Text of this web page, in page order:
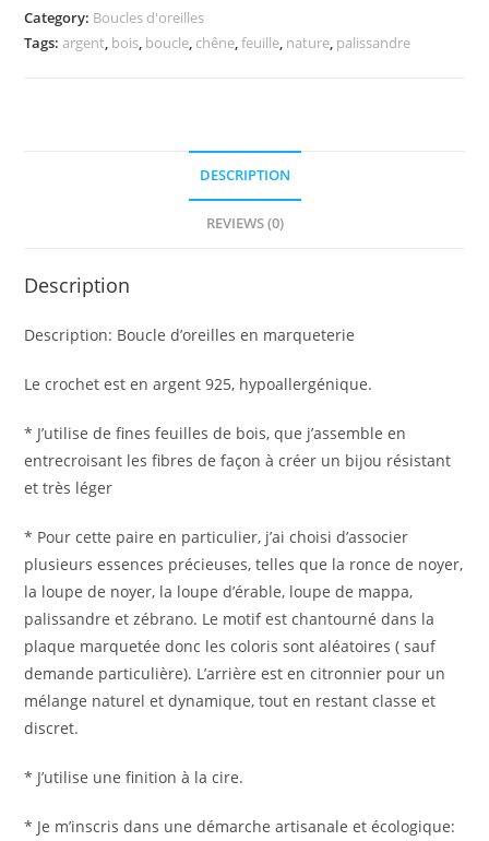
quantity
Category: Boucles d'oreilles
Tags:argent, bois, boucle, chêne,feuille, nature, palissandre
DESCRIPTION
REVIEWS (0)
Description
Description: Boucle d’oreilles en marqueterie
Le crochet est en argent 925, hypoallergénique.
* J’utilise de fines feuilles de bois, que j’assemble en
entrecroisant les fibres de façon à créer un bijou résistant
et très léger
* Pour cette paire en particulier, j’ai choisi d’associer
plusieurs essences précieuses, telles que la ronce de noyer,
la loupe de noyer, la loupe d’érable, loupe de mappa,
palissandre et zébrano. Le motif est chantourné dans la
plaque marquetée donc les coloris sont aléatoires ( sauf
demande particulière). L’arrière est en citronnier pour un
mélange naturel et dynamique, tout en restant classe et
discret.
* J’utilise une finition à la cire.
* Je m’inscris dans une démarche artisanale et écologique: